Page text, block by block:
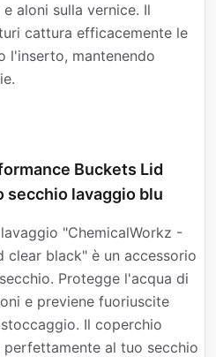
aloni sulla vernice. Il
cattura efficacemente le
l'inserto, mantenendo
Buckets Lid
secchio lavaggio blu
"ChemicalWorkz -
clear black" è un accessorio
Protegge l'acqua di
e previene fuoriuscite
Il coperchio
al tuo secchio